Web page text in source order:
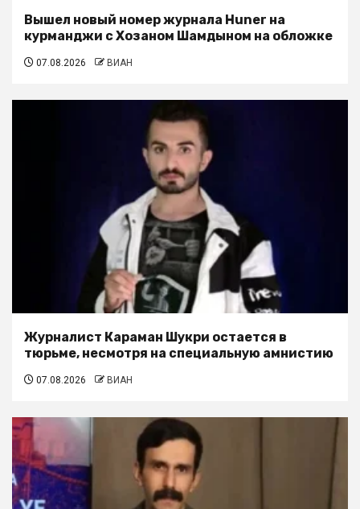
Вышел новый номер журнала Huner на
курманджи с Хозаном Шамдыном на обложке
07.08.2026 ВИАН
Журналист Караман Шукри остается в
тюрьме, несмотря на специальную амнистию
07.08.2026 ВИАН